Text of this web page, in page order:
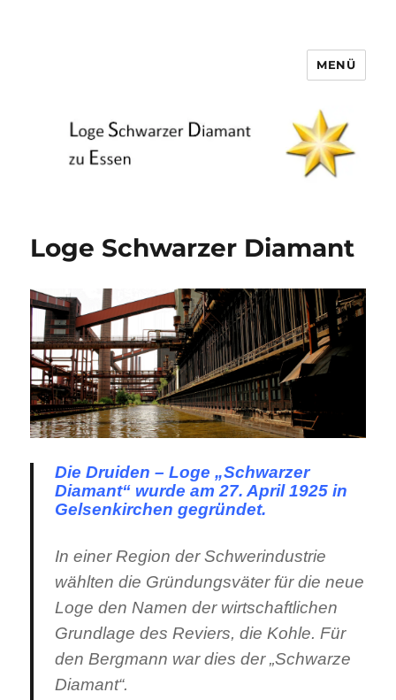
Loge Schwarzer Diamant zu
MENÜ
Loge Schwarzer Diamant
Die Druiden – Loge „Schwarzer
Diamant“ wurde am 27. April 1925 in
Gelsenkirchen gegründet.
In einer Region der Schwerindustrie
wählten die Gründungsväter für die neue
Loge den Namen der wirtschaftlichen
Grundlage des Reviers, die Kohle. Für
den Bergmann war dies der „Schwarze
Diamant“.